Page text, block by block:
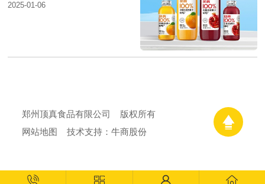
2025-01-06
郑州顶真食品有限公司
版权所有
网站地图
技术支持：牛商股份